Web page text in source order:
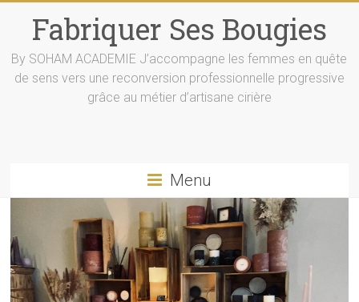
contentFabriquer Ses Bougies
By SOHAM ACADEMIE J’accompagne les femmes en quête
de sens vers une reconversion professionnelle progressive
grâce au métier d’artisane cirière
Menu